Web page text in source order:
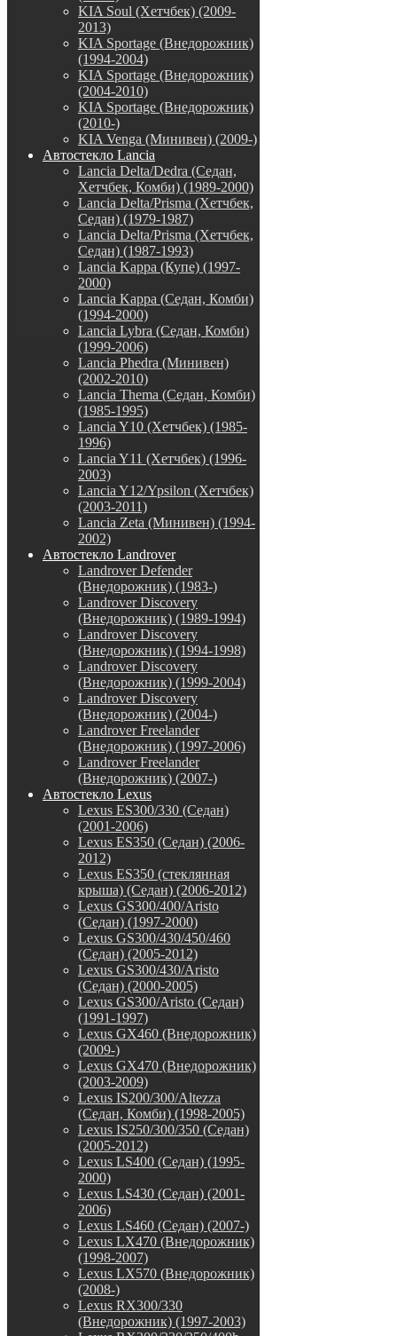
KIA Soul (Хетчбек) (2009-
2013)
KIA Sportage (Внедорожник)
(1994-2004)
KIA Sportage (Внедорожник)
(2004-2010)
KIA Sportage (Внедорожник)
(2010-)
KIA Venga (Минивен) (2009-)
Автостекло Lancia
Lancia Delta/Dedra (Седан,
Хетчбек, Комби) (1989-2000)
Lancia Delta/Prisma (Хетчбек,
Седан) (1979-1987)
Lancia Delta/Prisma (Хетчбек,
Седан) (1987-1993)
Lancia Kappa (Купе) (1997-
2000)
Lancia Kappa (Седан, Комби)
(1994-2000)
Lancia Lybra (Седан, Комби)
(1999-2006)
Lancia Phedra (Минивен)
(2002-2010)
Lancia Thema (Седан, Комби)
(1985-1995)
Lancia Y10 (Хетчбек) (1985-
1996)
Lancia Y11 (Хетчбек) (1996-
2003)
Lancia Y12/Ypsilon (Хетчбек)
(2003-2011)
Lancia Zeta (Минивен) (1994-
2002)
Автостекло Landrover
Landrover Defender
(Внедорожник) (1983-)
Landrover Discovery
(Внедорожник) (1989-1994)
Landrover Discovery
(Внедорожник) (1994-1998)
Landrover Discovery
(Внедорожник) (1999-2004)
Landrover Discovery
(Внедорожник) (2004-)
Landrover Freelander
(Внедорожник) (1997-2006)
Landrover Freelander
(Внедорожник) (2007-)
Автостекло Lexus
Lexus ES300/330 (Седан)
(2001-2006)
Lexus ES350 (Седан) (2006-
2012)
Lexus ES350 (стеклянная
крыша) (Седан) (2006-2012)
Lexus GS300/400/Aristo
(Седан) (1997-2000)
Lexus GS300/430/450/460
(Седан) (2005-2012)
Lexus GS300/430/Aristo
(Седан) (2000-2005)
Lexus GS300/Aristo (Седан)
(1991-1997)
Lexus GX460 (Внедорожник)
(2009-)
Lexus GX470 (Внедорожник)
(2003-2009)
Lexus IS200/300/Altezza
(Седан, Комби) (1998-2005)
Lexus IS250/300/350 (Седан)
(2005-2012)
Lexus LS400 (Седан) (1995-
2000)
Lexus LS430 (Седан) (2001-
2006)
Lexus LS460 (Седан) (2007-)
Lexus LX470 (Внедорожник)
(1998-2007)
Lexus LX570 (Внедорожник)
(2008-)
Lexus RX300/330
(Внедорожник) (1997-2003)